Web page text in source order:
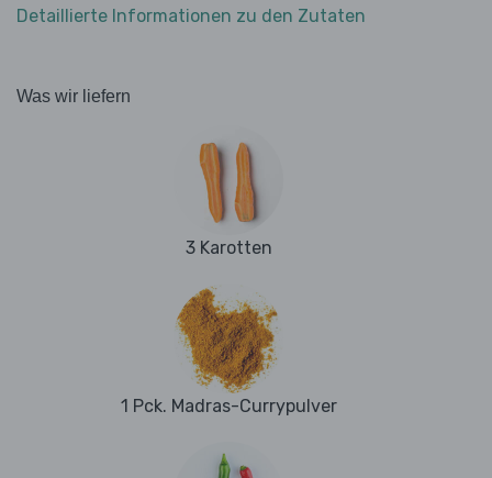
Detaillierte Informationen zu den Zutaten
Was wir liefern
3 Karotten
1 Pck. Madras-Currypulver